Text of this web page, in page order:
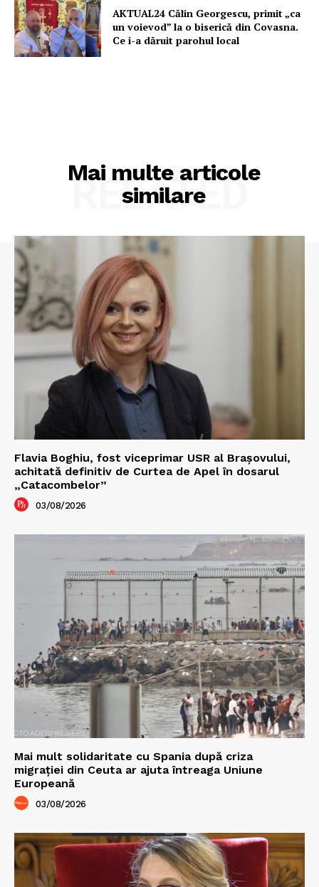
AKTUAL24 Călin Georgescu, primit „ca
un voievod” la o biserică din Covasna.
Ce i-a dăruit parohul local
Mai multe articole
similare
RELATED
Flavia Boghiu, fost viceprimar USR al Brașovului,
achitată definitiv de Curtea de Apel în dosarul
„Catacombelor”
03/08/2026
Mai mult solidaritate cu Spania după criza
migrației din Ceuta ar ajuta întreaga Uniune
Europeană
03/08/2026